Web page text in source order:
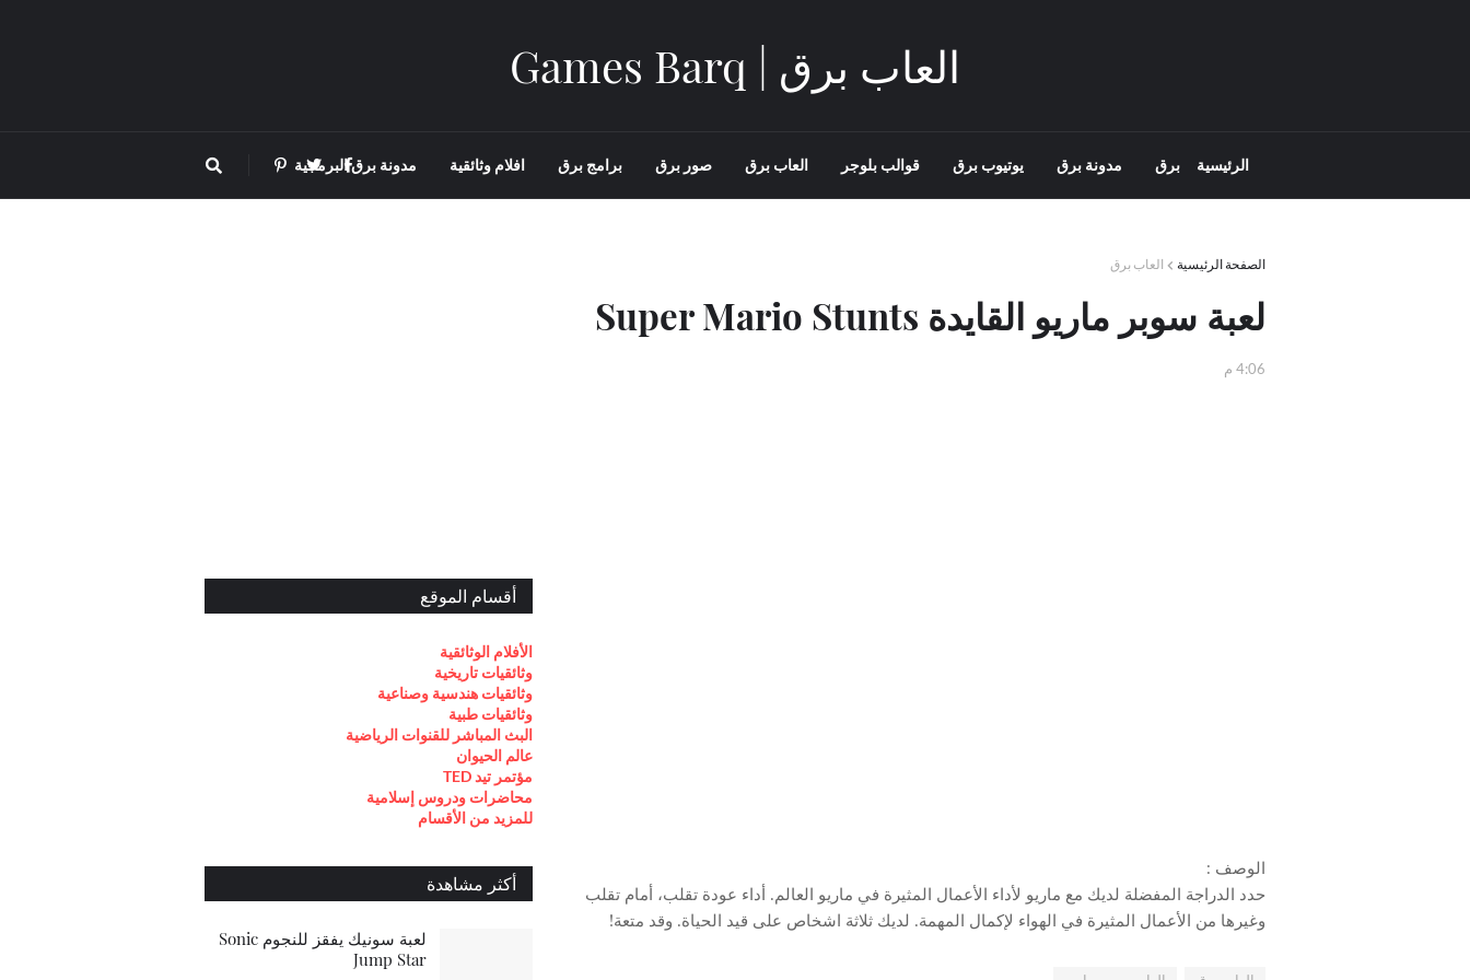
العاب برق | Games Barq
الرئيسية برق مدونة برق يوتيوب برق قوالب بلوجر العاب برق صور برق برامج برق افلام وثائقية مدونة برق البرمجية
الصفحة الرئيسية العاب برق
لعبة سوبر ماريو القايدة Super Mario Stunts
4:06 م
الوصف :
حدد الدراجة المفضلة لديك مع ماريو لأداء الأعمال المثيرة في ماريو العالم. أداء عودة تقلب، أمام تقلب
وغيرها من الأعمال المثيرة في الهواء لإكمال المهمة. لديك ثلاثة اشخاص على قيد الحياة. وقد متعة!
أقسام الموقع
الأفلام الوثائقية
وثائقيات تاريخية
وثائقيات هندسية وصناعية
وثائقيات طبية
البث المباشر للقنوات الرياضية
عالم الحيوان
مؤتمر تيد TED
محاضرات ودروس إسلامية
للمزيد من الأقسام
أكثر مشاهدة
لعبة سونيك يفقز للنجوم Sonic
Jump Star